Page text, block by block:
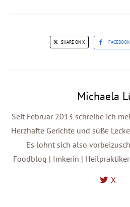
SHARE ON X FACEBOOK
Michaela
Seit Februar 2013 schreibe ich
Herzhafte Gerichte und süße
Es lohnt sich also
Foodblog | Imkerin |
X